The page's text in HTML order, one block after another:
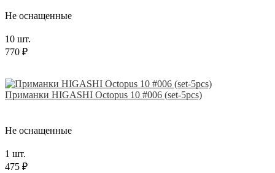
Не оснащенные
10 шт.
770 ₽
Приманки HIGASHI Octopus 10 #006 (set-5pcs)
Не оснащенные
1 шт.
475 ₽